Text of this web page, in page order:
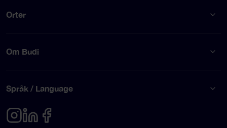
Orter
Om Budi
Språk / Language